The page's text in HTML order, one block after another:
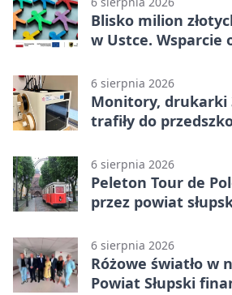
Blisko milion
w Ustce. Wsparcie
6 sierpnia 2026
Monitory, drukarki
trafiły do
6 sierpnia 2026
Peleton Tour de
przez powiat
6 sierpnia 2026
Różowe światło w
Powiat Słupski